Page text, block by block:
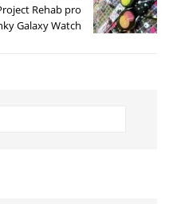
Rehab pro
Galaxy Watch